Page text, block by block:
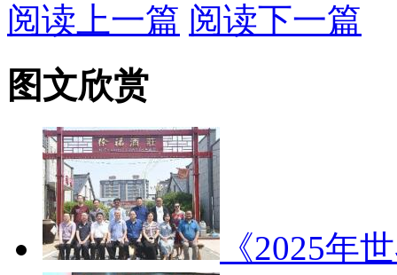
阅读上一篇 阅读下一篇
图文欣赏
《2025年